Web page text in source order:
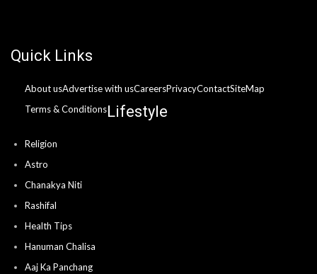
Quick Links
About usAdvertise with usCareersPrivacyContactSiteMap
Terms & ConditionsLifestyle
Religion
Astro
Chanakya Niti
Rashifal
Health Tips
Hanuman Chalisa
Aaj Ka Panchang